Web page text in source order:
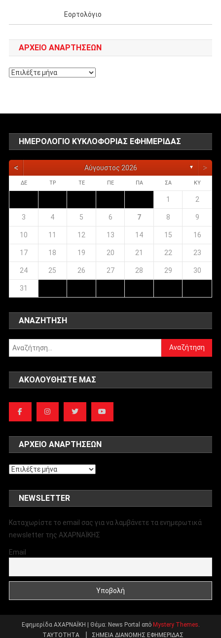
Εορτολόγιο
ΑΡΧΕΊΟ ΑΝΑΡΤΉΣΕΩΝ
Αρχείο
ΗΜΕΡΟΛΌΓΙΟ ΚΥΚΛΟΦΟΡΊΑΣ ΕΦΗΜΕΡΊΔΑΣ
< Αύγουστος 2026 ▼ >
ΔΕ ΤΡ ΤΕ ΠΕ ΠΑ ΣΑ ΚΥ
1 2
3 4 5 6 7 8 9
10 11 12 13 14 15 16
17 18 19 20 21 22 23
24 25 26 27 28 29 30
31
ΑΝΑΖΉΤΗΣΗ
Αναζήτηση
για:
ΑΚΟΛΟΥΘΉΣΤΕ ΜΑΣ
ΑΡΧΕΊΟ ΑΝΑΡΤΉΣΕΩΝ
Αρχείο
NEWSLETTER
Καταχωρίστε το email σας για να λαμβάνετε τα ενημερωτικά
newsletter της ΑΧΑΡΝΑΪΚΗΣ
Email
Εφημερίδα ΑΧΑΡΝΑΪΚΗ Θέμα: News Portal από Mystery Themes.
ΤΑΥΤΟΤΗΤΑ
ΣΗΜΕΙΑ ΔΙΑΝΟΜΗΣ ΕΦΗΜΕΡΙΔΑΣ